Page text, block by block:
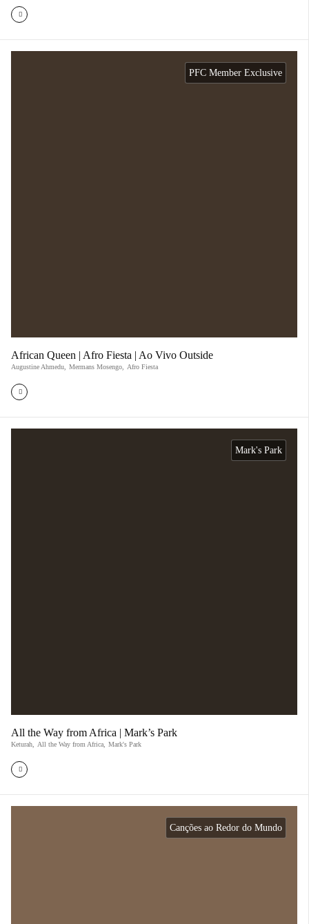
PFC Member Exclusive
African Queen | Afro Fiesta | Ao Vivo Outside
Augustine Ahmedu Mermans Mosengo Afro Fiesta
Mark's Park
All the Way from Africa | Mark’s Park
Keturah All the Way from Africa Mark's Park
Canções ao Redor do Mundo